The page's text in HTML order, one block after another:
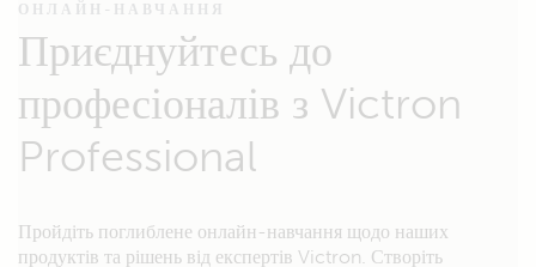
ОНЛАЙН-НАВЧАННЯ
Приєднуйтесь до
професіоналів з Victron
Professional
Пройдіть поглиблене онлайн-навчання щодо наших
продуктів та рішень від експертів Victron. Створіть